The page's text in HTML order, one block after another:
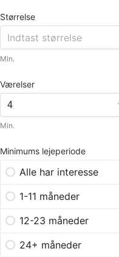
Størrelse
Min.
Værelser
Min.
Minimums lejeperiode
Alle har interesse
1-11 måneder
12-23 måneder
24+ måneder